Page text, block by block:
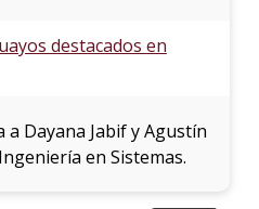
destacados en
Dayana Jabif y Agustín
en Sistemas.